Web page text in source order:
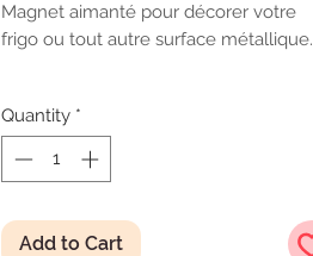
Magnet aimanté pour décorer votre
frigo ou tout autre surface métallique.
Format: 8 x 5,4 cm
Quantity *
Add to Cart